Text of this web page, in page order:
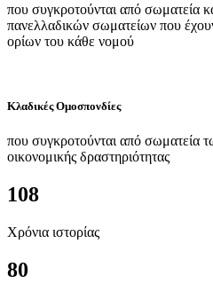
που συγκροτούνται από σωματεία
πανελλαδικών σωματείων που
ορίων του κάθε νομού
Κλαδικές Ομοσπονδίες
που συγκροτούνται από σωματεία
οικονομικής δραστηριότητας
108
Χρόνια ιστορίας
80